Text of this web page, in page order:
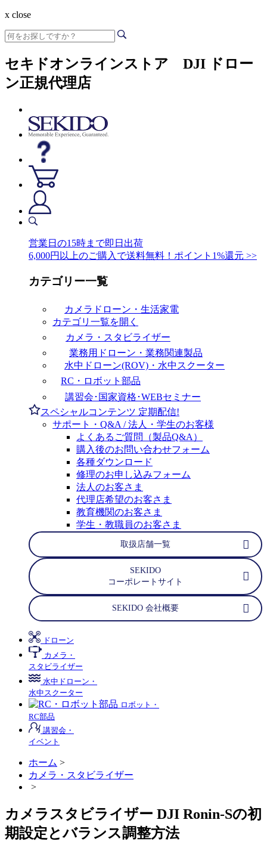
x close
セキドオンラインストア DJI ドロー
ン正規代理店
営業日の15時まで即日出荷
6,000円以上のご購入で送料無料！ポイント1%還元 >>
カテゴリー一覧
カメラドローン・生活家電
カテゴリ一覧を開く
カメラ・スタビライザー
業務用ドローン・業務関連製品
水中ドローン(ROV)・水中スクーター
RC・ロボット部品
講習会･国家資格･WEBセミナー
スペシャルコンテンツ 定期配信!
サポート・Q&A / 法人・学生のお客様
よくあるご質問（製品Q&A）
購入後のお問い合わせフォーム
各種ダウンロード
修理のお申し込みフォーム
法人のお客さま
代理店希望のお客さま
教育機関のお客さま
学生・教職員のお客さま
取扱店舗一覧
SEKIDO
コーポレートサイト
SEKIDO 会社概要
ドローン
カメラ・
スタビライザー
水中ドローン・
水中スクーター
ロボット・
RC部品
講習会・
イベント
ホーム >
カメラ・スタビライザー
>
カメラスタビライザー DJI Ronin-Sの初
期設定とバランス調整方法